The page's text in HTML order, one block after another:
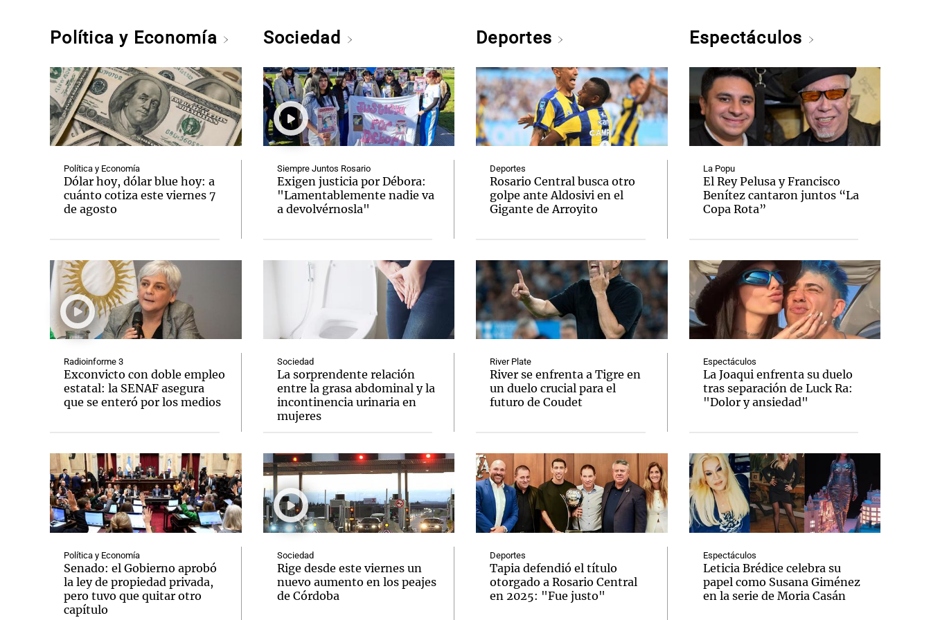
Política y Economía
Política y Economía
Dólar hoy, dólar blue hoy: a
cuánto cotiza este viernes 7
de agosto
Radioinforme 3
Exconvicto con doble empleo
estatal: la SENAF asegura
que se enteró por los medios
Política y Economía
Senado: el Gobierno aprobó
la ley de propiedad privada,
pero tuvo que quitar otro
capítulo
Sociedad
Siempre Juntos Rosario
Exigen justicia por Débora:
"Lamentablemente nadie va
a devolvérnosla"
Sociedad
La sorprendente relación
entre la grasa abdominal y la
incontinencia urinaria en
mujeres
Sociedad
Rige desde este viernes un
nuevo aumento en los peajes
de Córdoba
Deportes
Deportes
Rosario Central busca otro
golpe ante Aldosivi en el
Gigante de Arroyito
River Plate
River se enfrenta a Tigre en
un duelo crucial para el
futuro de Coudet
Deportes
Tapia defendió el título
otorgado a Rosario Central
en 2025: "Fue justo"
Espectáculos
La Popu
El Rey Pelusa y Francisco
Benítez cantaron juntos “La
Copa Rota”
Espectáculos
La Joaqui enfrenta su duelo
tras separación de Luck Ra:
"Dolor y ansiedad"
Espectáculos
Leticia Brédice celebra su
papel como Susana Giménez
en la serie de Moria Casán
Notas Notas
El huracán de Arequito Cadena 3 en Groenlandia
Notas